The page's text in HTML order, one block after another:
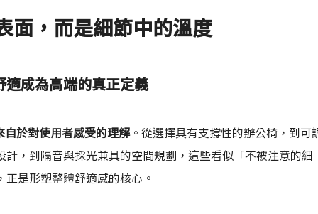
面，而是細節中的溫度
適成為高端的真正定義
自於對使用者感受的理解。從選擇具有支撐性的辦公椅，到可
，到隔音與採光兼具的空間規劃，這些看似「不被注意的細
正是形塑整體舒適感的核心。